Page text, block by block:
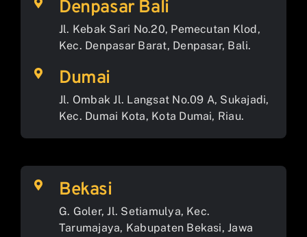
Denpasar Bali
Jl. Kebak Sari No.20, Pemecutan Klod,
Kec. Denpasar Barat, Denpasar, Bali.
Dumai
Jl. Ombak Jl. Langsat No.09 A, Sukajadi,
Kec. Dumai Kota, Kota Dumai, Riau.
Bekasi
G. Goler, Jl. Setiamulya, Kec.
Tarumajaya, Kabupaten Bekasi, Jawa